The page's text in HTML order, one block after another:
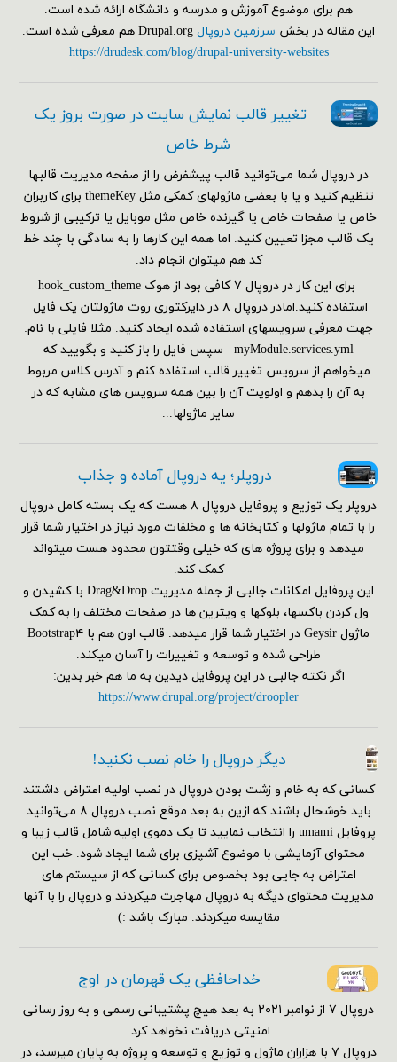
هم برای موضوع آموزش و مدرسه و دانشگاه ارائه شده است.
این مقاله در بخش سرزمین دروپالDrupal.org هم معرفی شده است.
https://drudesk.com/blog/drupal-university-websites
تغییر قالب نمایش سایت در صورت بروز یک
شرط خاص
در دروپال شما می‌توانید قالب پیشفرض را از صفحه مدیریت قالبها
تنظیم کنید و یا با بعضی ماژولهای کمکی مثل themeKey برای کاربران
خاص یا صفحات خاص یا گیرنده خاص مثل موبایل یا ترکیبی از شروط
یک قالب مجزا تعیین کنید. اما همه این کارها را به سادگی با چند خط
کد هم می‎توان انجام داد.
برای این کار در دروپال ۷ کافی بود از هوک hook_custom_theme
استفاده کنید.امادر دروپال ۸ در دایرکتوری روت ماژولتان یک فایل
جهت معرفی سرویسهای استفاده شده ایجاد کنید. مثلا فایلی با نام:
myModule.services.yml سپس فایل را باز کنید و بگویید که
میخواهم از سرویس تغییر قالب استفاده کنم و آدرس کلاس مربوط
به آن را بدهم و اولویت آن را بین همه سرویس های مشابه که در
سایر ماژولها...
دروپلر؛ یه دروپال آماده و جذاب
دروپلر یک توزیع و پروفایل دروپال ۸ هست که یک بسته کامل دروپال
را با تمام ماژولها و کتابخانه ها و مخلفات مورد نیاز در اختیار شما قرار
میدهد و برای پروژه های که خیلی وقتتون محدود هست میتواند
کمک کند.
این پروفایل امکانات جالبی از جمله مدیریت Drag&Drop با کشیدن و
ول کردن باکسها، بلوکها و ویترین ها در صفحات مختلف را به کمک
ماژول Geysir در اختیار شما قرار میدهد. قالب اون هم با Bootstrap۴
طراحی شده و توسعه و تغییرات را آسان میکند.
اگر نکته جالبی در این پروفایل دیدین به ما هم خبر بدین:
https://www.drupal.org/project/droopler
دیگر دروپال را خام نصب نکنید!
کسانی که به خام و زشت بودن دروپال در نصب اولیه اعتراض داشتند
باید خوشحال باشند که ازین به بعد موقع نصب دروپال ۸ می‌توانید
پروفایل umami را انتخاب نمایید تا یک دموی اولیه شامل قالب زیبا و
محتوای آزمایشی با موضوع آشپزی برای شما ایجاد شود. خب این
اعتراض به جایی بود بخصوص برای کسانی که از سیستم های
مدیریت محتوای دیگه به دروپال مهاجرت میکردند و دروپال را با آنها
مقایسه میکردند. مبارک باشد :)
خداحافظی یک قهرمان در اوج
دروپال ۷ از نوامبر ۲۰۲۱ به بعد هیچ پشتیبانی رسمی و به روز رسانی
امنیتی دریافت نخواهد کرد.
دروپال ۷ با هزاران ماژول و توزیع و توسعه و پروژه به پایان میرسد، در